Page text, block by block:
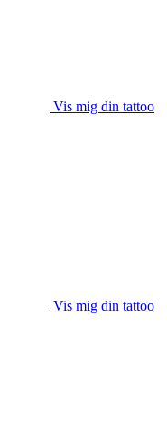
Vis mig din tattoo
Vis mig din tattoo